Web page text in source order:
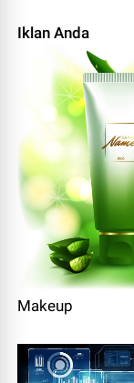
Iklan Anda
Makeup